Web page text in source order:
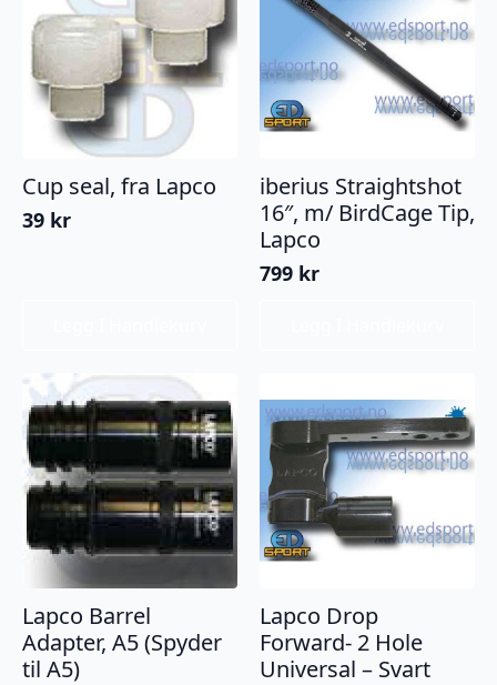
Cup seal, fra Lapco
39 kr
iberius Straightshot
16″, m/ BirdCage Tip,
Lapco
799 kr
Lapco Barrel
Adapter, A5 (Spyder
til A5)
Lapco Drop
Forward- 2 Hole
Universal – Svart